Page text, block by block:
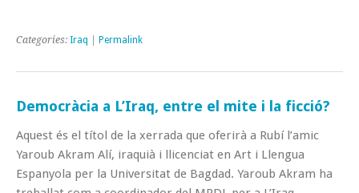
Categories: Iraq Permalink
Democràcia a L’Iraq, entre el mite i la ficció?
Aquest és el títol de la xerrada que oferirà a Rubí l’amic
Yaroub Akram Alí, iraquià i llicenciat en Art i Llengua
Espanyola per la Universitat de Bagdad. Yaroub Akram ha